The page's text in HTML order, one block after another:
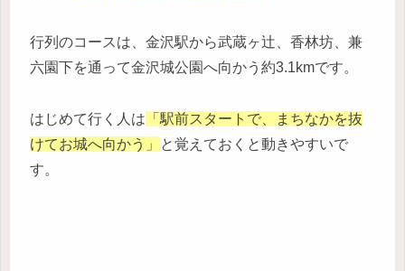
行列のコースは、金沢駅から武蔵ヶ辻、香林坊、兼
六園下を通って金沢城公園へ向かう約3.1kmです。
はじめて行く人は 「駅前スタートで、まちなかを抜
けてお城へ向かう」
と覚えておくと動きやすいで
す。